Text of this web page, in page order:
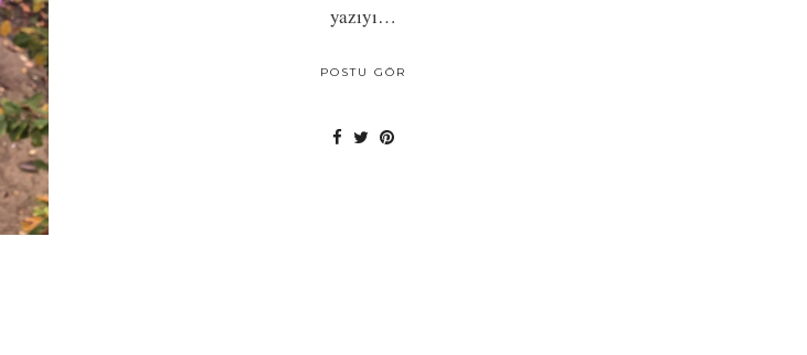
yazıyı…
POSTU GÖR